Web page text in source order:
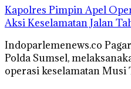
Kapolres Pimpin Apel
Aksi Keselamatan Jalan
Indoparlemenews.co
Polda Sumsel,
operasi keselamatan